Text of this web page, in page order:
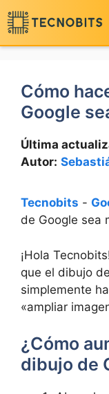
Saltar
al
contenido
Cómo
Google
Última
Autor:
Tecnobits -
de Google sea
¡Hola
que el dibujo
⁢simplemente
«ampliar​
¿Cómo
dibujo de